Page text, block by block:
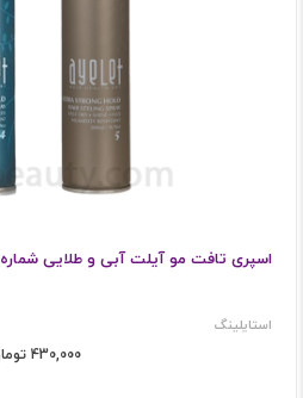
اسپری تافت مو آیلت آبی و طلایی شماره 4 و 5 AYELET
استایلینگ
430,000 تومان